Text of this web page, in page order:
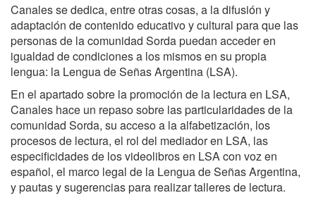
Canales se dedica, entre otras cosas, a la difusión y
adaptación de contenido educativo y cultural para que las
personas de la comunidad Sorda puedan acceder en
igualdad de condiciones a los mismos en su propia
lengua: la Lengua de Señas Argentina (LSA).
En el apartado sobre la promoción de la lectura en LSA,
Canales hace un repaso sobre las particularidades de la
comunidad Sorda, su acceso a la alfabetización, los
procesos de lectura, el rol del mediador en LSA, las
especificidades de los videolibros en LSA con voz en
español, el marco legal de la Lengua de Señas Argentina,
y pautas y sugerencias para realizar talleres de lectura.